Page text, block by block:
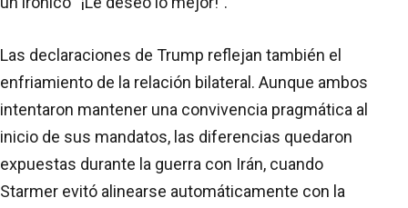
Las declaraciones de Trump reflejan también el
enfriamiento de la relación bilateral. Aunque ambos
intentaron mantener una convivencia pragmática al
inicio de sus mandatos, las diferencias quedaron
expuestas durante la guerra con Irán, cuando
Starmer evitó alinearse automáticamente con la